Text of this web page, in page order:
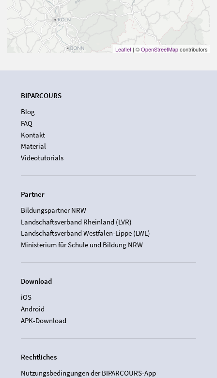
Leaflet | ©OpenStreetMapcontributors
BIPARCOURS
Blog
FAQ
Kontakt
Material
Videotutorials
Partner
Bildungspartner NRW
Landschaftsverband Rheinland (LVR)
Landschaftsverband Westfalen-Lippe (LWL)
Ministerium für Schule und Bildung NRW
Download
iOS
Android
APK-Download
Rechtliches
Nutzungsbedingungen der BIPARCOURS-App